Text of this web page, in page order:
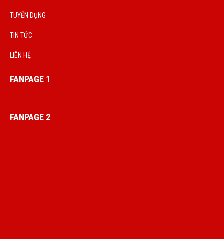
TUYỂN DỤNG
TIN TỨC
LIÊN HỆ
FANPAGE 1
FANPAGE 2